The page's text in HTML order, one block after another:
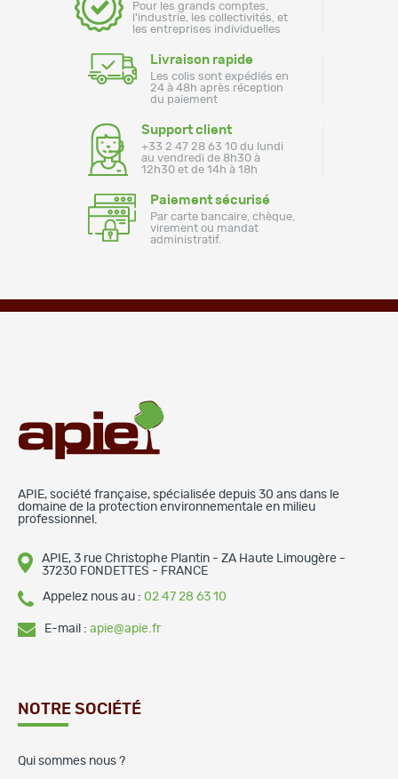
Pour les grands comptes,
l'industrie, les collectivités, et
les entreprises individuelles
Livraison rapide
Les colis sont expédiés en
24 à 48h après réception
du paiement
Support client
+33 2 47 28 63 10 du lundi
au vendredi de 8h30 à
12h30 et de 14h à 18h
Paiement sécurisé
Par carte bancaire, chèque,
virement ou mandat
administratif.
APIE, société française, spécialisée depuis 30 ans dans le
domaine de la protection environnementale en milieu
professionnel.
APIE, 3 rue Christophe Plantin - ZA Haute Limougère -
37230 FONDETTES - FRANCE
Appelez nous au : 02 47 28 63 10
E-mail : apie@apie.fr
NOTRE SOCIÉTÉ
Qui sommes nous ?